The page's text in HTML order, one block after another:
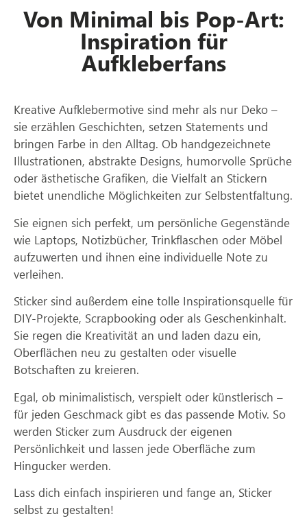
Von Minimal bis Pop-Art:
Inspiration für
Aufkleberfans
Kreative Aufklebermotive sind mehr als nur Deko –
sie erzählen Geschichten, setzen Statements und
bringen Farbe in den Alltag. Ob handgezeichnete
Illustrationen, abstrakte Designs, humorvolle Sprüche
oder ästhetische Grafiken, die Vielfalt an Stickern
bietet unendliche Möglichkeiten zur Selbstentfaltung.
Sie eignen sich perfekt, um persönliche Gegenstände
wie Laptops, Notizbücher, Trinkflaschen oder Möbel
aufzuwerten und ihnen eine individuelle Note zu
verleihen.
Sticker sind außerdem eine tolle Inspirationsquelle für
DIY-Projekte, Scrapbooking oder als Geschenkinhalt.
Sie regen die Kreativität an und laden dazu ein,
Oberflächen neu zu gestalten oder visuelle
Botschaften zu kreieren.
Egal, ob minimalistisch, verspielt oder künstlerisch –
für jeden Geschmack gibt es das passende Motiv. So
werden Sticker zum Ausdruck der eigenen
Persönlichkeit und lassen jede Oberfläche zum
Hingucker werden.
Lass dich einfach inspirieren und fange an, Sticker
selbst zu gestalten!